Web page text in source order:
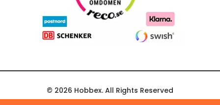
© 2026 Hobbex. All Rights Reserved